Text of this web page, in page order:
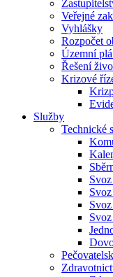
Veřejné
Vyhlášky
Rozpočet
Územní
Řešení
Krizové
Služby
Technické